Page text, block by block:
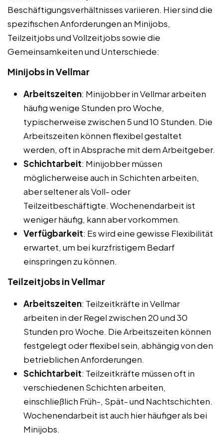
Beschäftigungsverhältnisses variieren. Hier sind die
spezifischen Anforderungen an Minijobs,
Teilzeitjobs und Vollzeitjobs sowie die
Gemeinsamkeiten und Unterschiede:
Minijobs in Vellmar
Arbeitszeiten: Minijobber in Vellmar arbeiten
häufig wenige Stunden pro Woche,
typischerweise zwischen 5 und 10 Stunden. Die
Arbeitszeiten können flexibel gestaltet
werden, oft in Absprache mit dem Arbeitgeber.
Schichtarbeit: Minijobber müssen
möglicherweise auch in Schichten arbeiten,
aber seltener als Voll- oder
Teilzeitbeschäftigte. Wochenendarbeit ist
weniger häufig, kann aber vorkommen.
Verfügbarkeit: Es wird eine gewisse Flexibilität
erwartet, um bei kurzfristigem Bedarf
einspringen zu können.
Teilzeitjobs in Vellmar
Arbeitszeiten: Teilzeitkräfte in Vellmar
arbeiten in der Regel zwischen 20 und 30
Stunden pro Woche. Die Arbeitszeiten können
festgelegt oder flexibel sein, abhängig von den
betrieblichen Anforderungen.
Schichtarbeit: Teilzeitkräfte müssen oft in
verschiedenen Schichten arbeiten,
einschließlich Früh-, Spät- und Nachtschichten.
Wochenendarbeit ist auch hier häufiger als bei
Minijobs.